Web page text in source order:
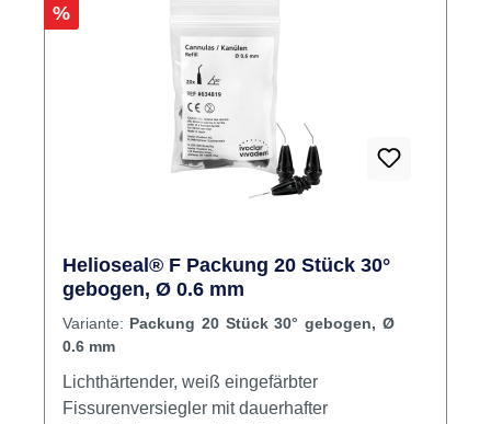
Rabatt
%
Helioseal® F Packung 20 Stück 30°
gebogen, Ø 0.6 mm
Variante: Packung 20 Stück 30° gebogen, Ø
0.6 mm
Lichthärtender, weiß eingefärbter
Fissurenversiegler mit dauerhafter